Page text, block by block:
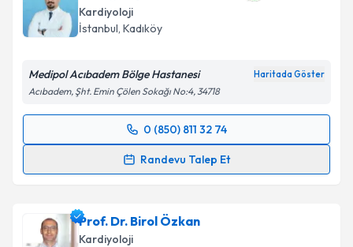
Kardiyoloji
İstanbul, Kadıköy
Medipol Acıbadem Bölge Hastanesi Haritada Göster
Acıbadem, Şht. Emin Çölen Sokağı No:4, 34718
0 (850) 811 32 74
Randevu Talep Et
Randevu Takvimi Talebi
için bir takvim hazırlandığında e-posta ile
bilgilendireceğiz.
Prof. Dr. Birol Özkan
Kardiyoloji